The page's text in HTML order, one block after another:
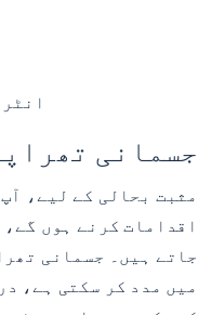
جسمانی
مثبت بحالی کے لیے،
اقدامات کرنے ہوں
جاتے ہیں۔ جسمانی
میں مدد کر سکتی ہے،